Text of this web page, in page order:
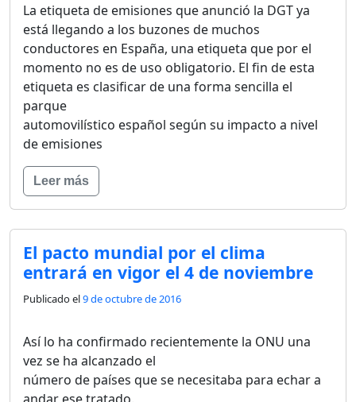
La etiqueta de emisiones que anunció la DGT ya
está llegando a los buzones de muchos
conductores en España, una etiqueta que por el
momento no es de uso obligatorio. El fin de esta
etiqueta es clasificar de una forma sencilla el
parque
automovilístico español según su impacto a nivel
de emisiones
Leer más
El pacto mundial por el clima
entrará en vigor el 4 de noviembre
Publicado el9 de octubre de 2016
Así lo ha confirmado recientemente la ONU una
vez se ha alcanzado el
número de países que se necesitaba para echar a